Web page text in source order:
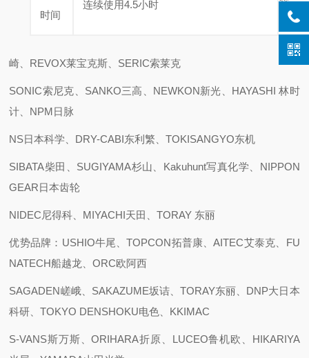
时间
连续使用4.5小时
EYE
岩
崎、REVOX莱宝克斯、SERIC索莱克
SONIC索尼克、SANKO三高、NEWKON新光、HAYASHI 林时
计、NPM日脉
NS日本科学、DRY-CABI东利繁、TOKISANGYO东机
SIBATA柴田、SUGIYAMA杉山、Kakuhunt写真化学、NIPPON
GEAR日本齿轮
NIDEC尼得科、MIYACHI天田、TORAY 东丽
优势品牌：USHIO牛尾、TOPCON拓普康、AITEC艾泰克、FU
NATECH船越龙、ORC欧阿西
SAGADEN嵯峨、SAKAZUME坂诘、TORAY东丽、DNP大日本
科研、TOKYO DENSHOKU电色、KKIMAC
S-VANS斯万斯、ORIHARA折原、LUCEO鲁机欧、HIKARIYA